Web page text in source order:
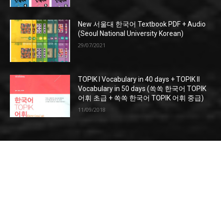
New 서울대 한국어 Textbook PDF + Audio
(Seoul National University Korean)
29/07/2021
TOPIK I Vocabulary in 40 days + TOPIK II
Vocabulary in 50 days (쏙쏙 한국어 TOPIK
어휘 초급 + 쏙쏙 한국어 TOPIK 어휘 중급)
11/09/2018